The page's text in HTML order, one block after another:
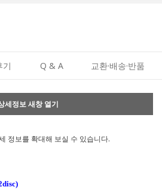
기 Q & A 교환·배송·반품
세정보 새창 열기
정보를 확대해 보실 수 있습니다.